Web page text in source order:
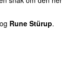
og Rune Stürup.